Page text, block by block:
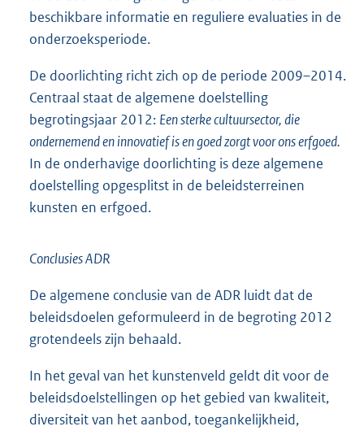
beschikbare informatie en reguliere evaluaties in de
onderzoeksperiode.
De doorlichting richt zich op de periode 2009–2014.
Centraal staat de algemene doelstelling
begrotingsjaar 2012: Een sterke cultuursector, die
ondernemend en innovatief is en goed zorgt voor ons erfgoed.
In de onderhavige doorlichting is deze algemene
doelstelling opgesplitst in de beleidsterreinen
kunsten en erfgoed.
Conclusies ADR
De algemene conclusie van de ADR luidt dat de
beleidsdoelen geformuleerd in de begroting 2012
grotendeels zijn behaald.
In het geval van het kunstenveld geldt dit voor de
beleidsdoelstellingen op het gebied van kwaliteit,
diversiteit van het aanbod, toegankelijkheid,